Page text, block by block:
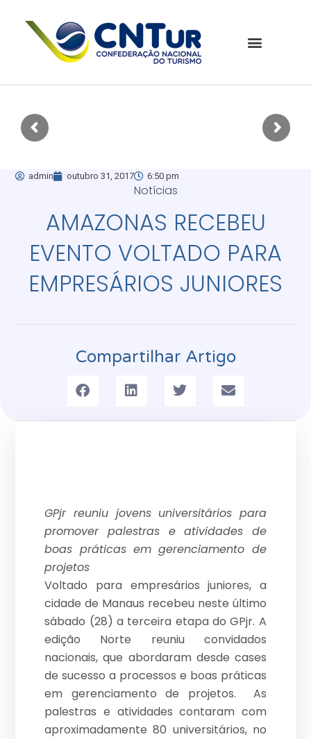
admin outubro 31, 2017 6:50 pm
Notícias
AMAZONAS RECEBEU
EVENTO VOLTADO PARA
EMPRESÁRIOS JUNIORES
Compartilhar Artigo
GPjr reuniu jovens universitários para
promover palestras e atividades de
boas práticas em gerenciamento de
projetos
Voltado para empresários juniores, a
cidade de Manaus recebeu neste último
sábado (28) a terceira etapa do GPjr. A
edição Norte reuniu convidados
nacionais, que abordaram desde cases
de sucesso a processos e boas práticas
em gerenciamento de projetos. As
palestras e atividades contaram com
aproximadamente 80 universitários, no